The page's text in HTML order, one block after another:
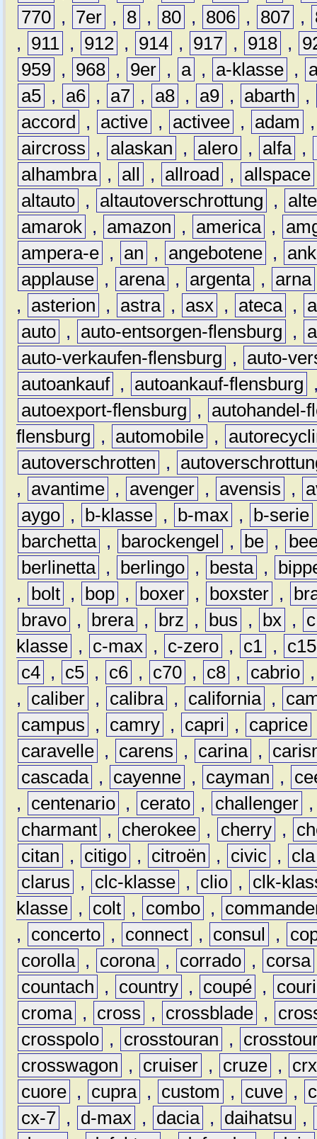
770 , 7er , 8 , 80 , 806 , 807 ,
,
911 , 912 , 914 , 917 , 918 ,
959 , 968 , 9er , a , a-klasse ,
a5 , a6 , a7 , a8 , a9 , abarth
,
accord
, active , activee , adam
aircross
, alaskan , alero , alfa ,
alhambra , all , allroad , allspace
altauto , altautoverschrottung ,
amarok , amazon , america ,
ampera-e , an , angebotene ,
applause , arena , argenta , arna
,
asterion , astra , asx , ateca ,
auto , auto-entsorgen-flensburg ,
auto-verkaufen-flensburg
,
auto-
autoankauf , autoankauf-flensburg
autoexport-flensburg
,
autohandel-
flensburg
, automobile ,
autoverschrotten
,
,
avantime , avenger , avensis ,
aygo , b-klasse , b-max , b-serie
barchetta , barockengel , be ,
berlinetta , berlingo , besta ,
,
bolt , bop , boxer , boxster ,
bravo , brera , brz , bus , bx ,
c
klasse , c-max , c-zero , c1 ,
c15
c4 , c5 , c6 , c70 , c8 , cabrio
,
caliber , calibra , california ,
campus
, camry , capri , caprice
caravelle , carens , carina ,
cascada , cayenne , cayman ,
,
centenario , cerato , challenger
charmant , cherokee , cherry ,
citan
, citigo , citroën , civic ,
cla
clarus
, clc-klasse , clio ,
clk-
klasse , colt , combo ,
,
concerto , connect , consul ,
corolla , corona , corrado , corsa
countach
, country , coupé ,
croma , cross , crossblade ,
crosspolo , crosstouran ,
crosswagon
, cruiser , cruze ,
crx
cuore , cupra , custom , cuve ,
cx-7 , d-max , dacia , daihatsu
,